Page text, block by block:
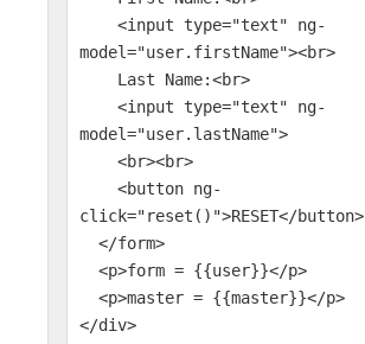
<input type="text" ng-
model="user.firstName"><br>
Last Name:<br>
<input type="text" ng-
model="user.lastName">
<br><br>
<button ng-
click="reset()">RESET</button>
</form>
<p>form = {{user}}</p>
<p>master = {{master}}</p>
</div>